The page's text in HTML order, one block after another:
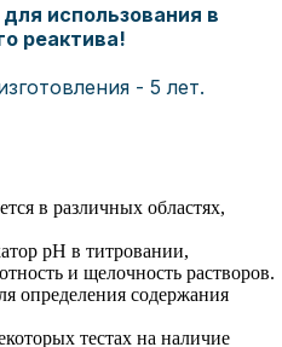
использования в
реактива!
- 5 лет.
в различных областях,
pH в титровании,
и щелочность растворов.
определения содержания
тестах на наличие